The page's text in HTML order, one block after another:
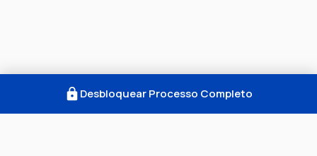
Desbloquear Processo Completo